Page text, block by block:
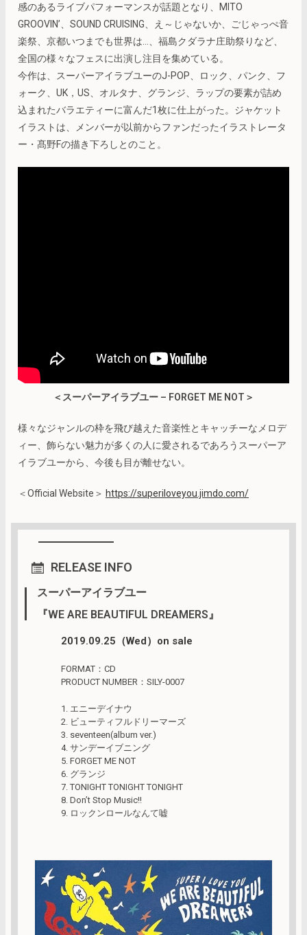
感のあるライブパフォーマンスが話題となり、MITO
GROOVIN’、SOUND CRUISING、え～じゃないか、ごじゃっぺ音
楽祭、京都いつまでも世界は…、福島クダラナ庄助祭りなど、
全国の様々なフェスに出演し注目を集めている。
今作は、スーパーアイラブユーのJ-POP、ロック、パンク、フ
ォーク、UK，US、オルタナ、グランジ、ラップの要素が詰め
込まれたバラエティーに富んだ1枚に仕上がった。ジャケット
イラストは、メンバーが以前からファンだったイラストレータ
ー・髙野Fの描き下ろしとのこと。
＜スーパーアイラブユー – FORGET ME NOT＞
様々なジャンルの枠を飛び越えた音楽性とキャッチーなメロデ
ィー、飾らない魅力が多くの人に愛されるであろうスーパーア
イラブユーから、今後も目が離せない。
＜Official Website＞ https://superiloveyou.jimdo.com/
RELEASE INFO
スーパーアイラブユー
『WE ARE BEAUTIFUL DREAMERS』
2019.09.25（Wed）on sale
FORMAT：CD
PRODUCT NUMBER：SILY-0007
1. エニーデイナウ
2. ビューティフルドリーマーズ
3. seventeen(album ver.)
4. サンデーイブニング
5. FORGET ME NOT
6. グランジ
7. TONIGHT TONIGHT TONIGHT
8. Don’t Stop Music!!
9. ロックンロールなんて嘘